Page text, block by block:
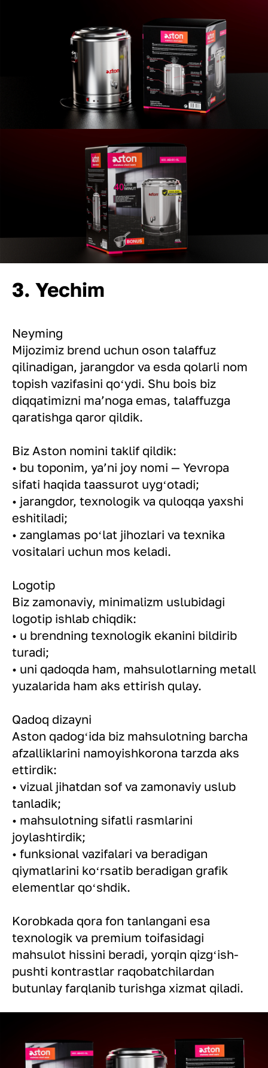
3. Yechim
Neyming
Mijozimiz brend uchun oson talaffuz
qilinadigan, jarangdor va esda qolarli nom
topish vazifasini qoʻydi. Shu bois biz
diqqatimizni maʼnoga emas, talaffuzga
qaratishga qaror qildik.
Biz Aston nomini taklif qildik:
• bu toponim, yaʼni joy nomi — Yevropa
sifati haqida taassurot uygʻotadi;
• jarangdor, texnologik va quloqqa yaxshi
eshitiladi;
• zanglamas poʻlat jihozlari va texnika
vositalari uchun mos keladi.
Logotip
Biz zamonaviy, minimalizm uslubidagi
logotip ishlab chiqdik:
• u brendning texnologik ekanini bildirib
turadi;
• uni qadoqda ham, mahsulotlarning metall
yuzalarida ham aks ettirish qulay.
Qadoq dizayni
Aston qadogʻida biz mahsulotning barcha
afzalliklarini namoyishkorona tarzda aks
ettirdik:
• vizual jihatdan sof va zamonaviy uslub
tanladik;
• mahsulotning sifatli rasmlarini
joylashtirdik;
• funksional vazifalari va beradigan
qiymatlarini koʻrsatib beradigan grafik
elementlar qoʻshdik.
Korobkada qora fon tanlangani esa
texnologik va premium toifasidagi
mahsulot hissini beradi, yorqin qizgʻish-
pushti kontrastlar raqobatchilardan
butunlay farqlanib turishga xizmat qiladi.